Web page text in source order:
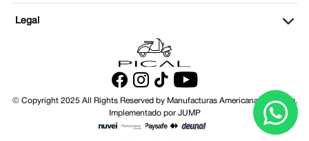
Legal
© Copyright 2025 All Rights Reserved by Manufacturas Americanas Cia Ltda.
Implementado por JUMP